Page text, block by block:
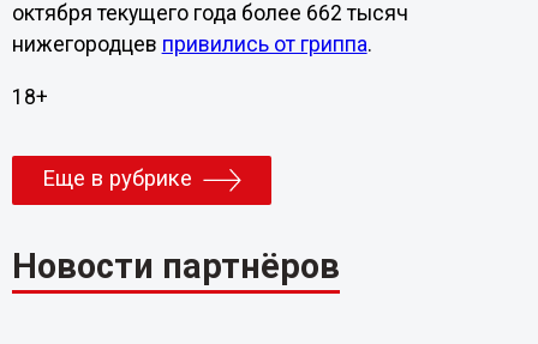
октября текущего года более 662 тысяч
нижегородцев привились от гриппа.
18+
Еще в рубрике
Новости партнёров